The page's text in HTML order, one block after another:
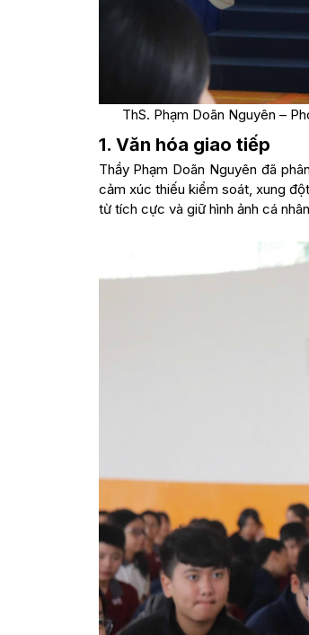
ThS. Phạm Doãn Nguyên –
1. Văn hóa giao tiếp
Thầy Phạm Doãn Nguyên đã
cảm xúc thiếu kiểm soát, xung
từ tích cực và giữ hình ảnh cá